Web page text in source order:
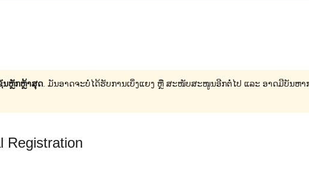
ນຫຼັກຫຼ້າສຸດ . ມັນອາດຈະບໍ່ໄດ້ຮັບການເບິ່ງແຍງ ຫຼື ສະໜັບສະໜູນອີກຕໍ່ໄປ ແລະ ອາດມີບັນຫາ
Registration